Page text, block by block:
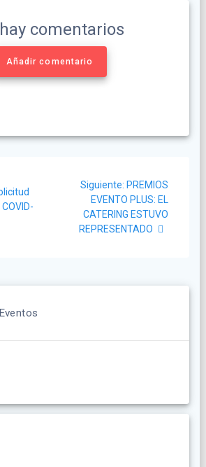
comentarios
Añadir comentario
Siguiente: Siguiente
post:
PREMIOS
EVENTO PLUS: EL
CATERING ESTUVO
REPRESENTADO